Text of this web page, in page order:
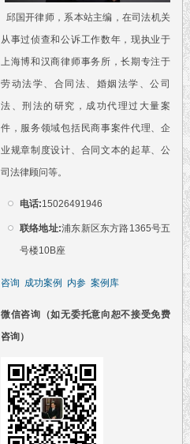
邱国开律师，系本站主编，在司法机关
从事过侦查和公诉工作数年，现执业于
上海博和汉商律师事务所，长期专注于
劳动法学、合同法、婚姻法学、公司
法、刑法的研究，成功代理过大量案
件，服务领域包括民商事案件代理、企
业规章制度设计、合同文本的起草、公
司法律顾问等。
电话:15026491946
联络地址:浦东新区东方路1365号五
号楼10B座
咨询 成功案例 内参 案例库
微信咨询（如无委托意向恕不接受免费
咨询）